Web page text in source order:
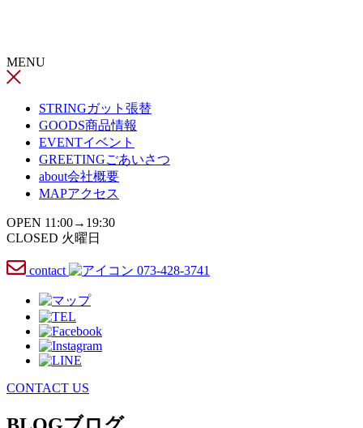
ン
ツ
MENU
STRINGガット張替
GOODS商品情報
EVENTイベント
GREETINGごあいさつ
about会社概要
MAPアクセス
OPEN 11:00→19:30
CLOSED 火曜日
contact 073-428-3741
CONTACT US